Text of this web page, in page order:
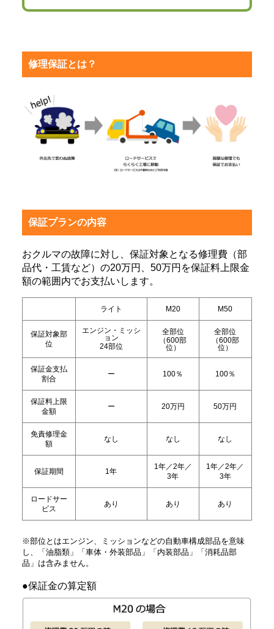
修理保証とは？
保証プランの内容
おクルマの故障に対し、保証対象となる修理費（部
品代・工賃など）の20万円、50万円を保証料上限金
額の範囲内でお支払いします。
ライト M20 M50
保証対象部
位
エンジン・ミッシ
ョン
24部位
全部位
（600部
位）
全部位
（600部
位）
保証金支払
割合
ー 100％ 100％
保証料上限
金額
ー 20万円 50万円
免責修理金
額
なし なし なし
保証期間 1年
1年／2年／
3年
1年／2年／
3年
ロードサー
ビス
あり あり あり
※部位とはエンジン、ミッションなどの自動車構成部品を意味
し、「油脂類」「車体・外装部品」「内装部品」「消耗品部
品」は含みません。
●保証金の算定額